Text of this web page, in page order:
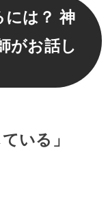
には？ 神
がお話し
いる」